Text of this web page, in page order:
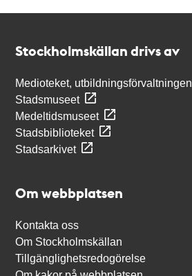
Stockholmskällan drivs av
Medioteket, utbildningsförvaltningen
Stadsmuseet
Medeltidsmuseet
Stadsbiblioteket
Stadsarkivet
Om webbplatsen
Kontakta oss
Om Stockholmskällan
Tillgänglighetsredogörelse